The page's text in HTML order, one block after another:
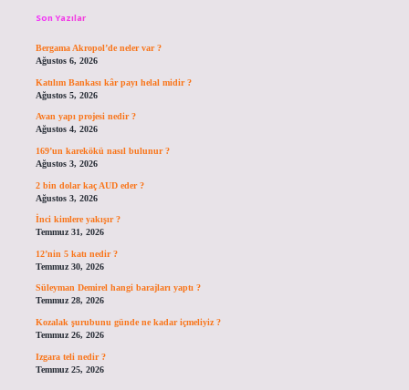
Son Yazılar
Bergama Akropol’de neler var ?
Ağustos 6, 2026
Katılım Bankası kâr payı helal midir ?
Ağustos 5, 2026
Avan yapı projesi nedir ?
Ağustos 4, 2026
169’un karekökü nasıl bulunur ?
Ağustos 3, 2026
2 bin dolar kaç AUD eder ?
Ağustos 3, 2026
İnci kimlere yakışır ?
Temmuz 31, 2026
12’nin 5 katı nedir ?
Temmuz 30, 2026
Süleyman Demirel hangi barajları yaptı ?
Temmuz 28, 2026
Kozalak şurubunu günde ne kadar içmeliyiz ?
Temmuz 26, 2026
Izgara teli nedir ?
Temmuz 25, 2026